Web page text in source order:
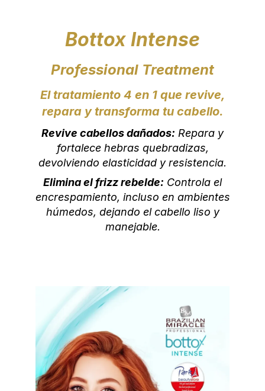
Bottox Intense
Professional Treatment
El tratamiento 4 en 1 que revive,
repara y transforma tu cabello.
Revive cabellos dañados: Repara y
fortalece hebras quebradizas,
devolviendo elasticidad y resistencia.
Elimina el frizz rebelde: Controla el
encrespamiento, incluso en ambientes
húmedos, dejando el cabello liso y
manejable.